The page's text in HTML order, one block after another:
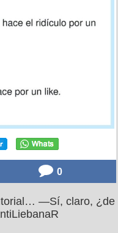
0
—Sí, claro, ¿de